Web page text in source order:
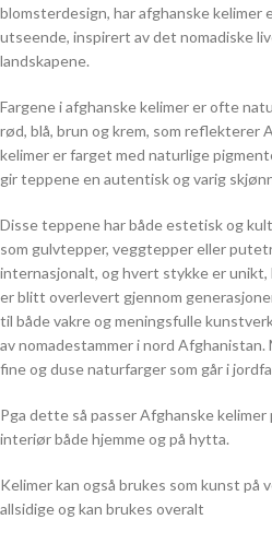
blomsterdesign, har afghanske
utseende, inspirert av det nomadiske
landskapene.
Fargene i afghanske kelimer er ofte
rød, blå, brun og krem, som reflekterer
kelimer er farget med naturlige
gir teppene en autentisk og varig
Disse teppene har både estetisk og
som gulvtepper, veggtepper eller
internasjonalt, og hvert stykke er unikt,
er blitt overlevert gjennom
til både vakre og meningsfulle
av nomadestammer i nord
fine og duse naturfarger som går i
Pga dette så passer Afghanske
interiør både hjemme og på hytta.
Kelimer kan også brukes som kunst på
allsidige og kan brukes overalt